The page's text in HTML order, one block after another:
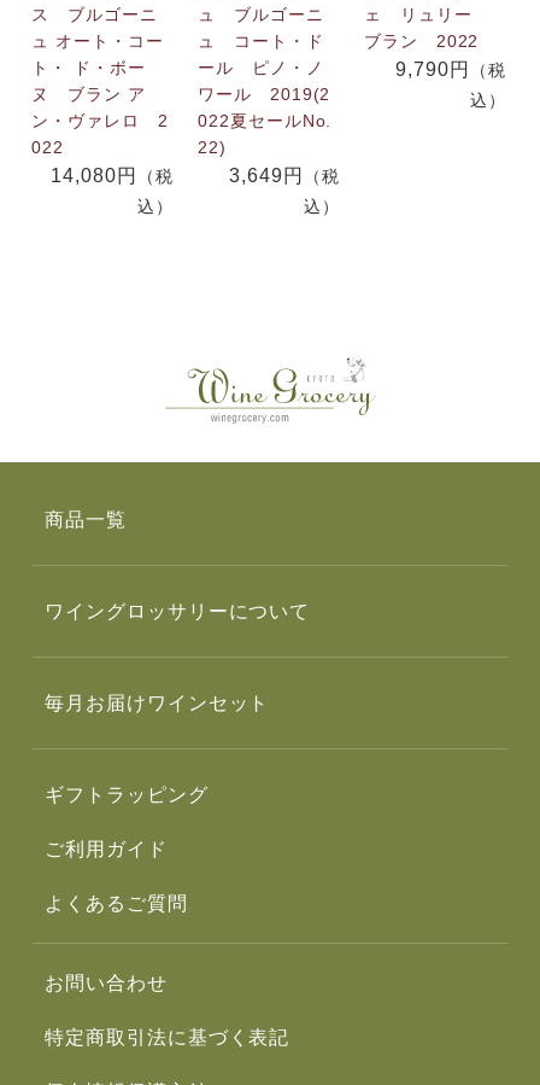
ス ブルゴーニ
ュ オート・コー
ト・ ド・ボー
ヌ ブラン ア
ン・ヴァレロ 2
022
14,080円
（税
込）
ュ ブルゴーニ
ュ コート・ド
ール ピノ・ノ
ワール 2019(2
022夏セールNo.
22)
3,649円
（税
込）
ェ リュリー
ブラン 2022
9,790円
（税
込）
商品一覧
ワイングロッサリーについて
毎月お届けワインセット
ギフトラッピング
ご利用ガイド
よくあるご質問
お問い合わせ
特定商取引法に基づく表記